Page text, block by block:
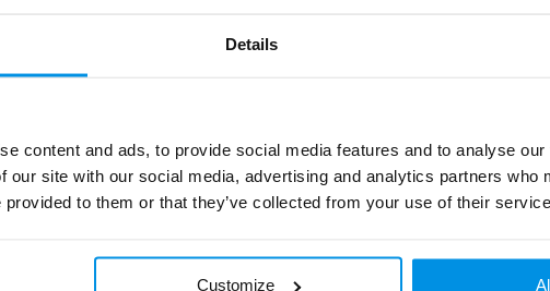
Details
content and ads, to provide social media features and to analyse
our site with our social media, advertising and analytics partners who
provided to them or that they’ve collected from your use of their
Customize 1PR05513